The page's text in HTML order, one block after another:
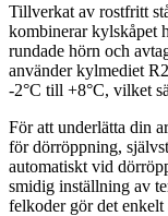
Tillverkat av rostfritt
kombinerar kylskåpet
rundade hörn och
använder kylmediet
-2°C till +8°C, vilket
För att underlätta din
för dörröppning,
automatiskt vid
smidig inställning av
felkoder gör det